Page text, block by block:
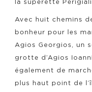
la supérette
Avec huit chemins
bonheur pour les
Agios Georgios, un
grotte d’Agios
également de
plus haut point de